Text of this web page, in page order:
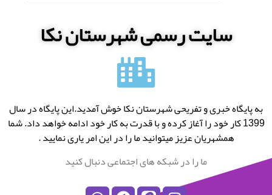
سایت رسمی شهرستان نکا
به پایگاه خبری و تفریحی شهرستان نکا خوش آمدید.این پایگاه در سال
1399 کار خود را آغاز کرده و با قدرت به کار خود ادامه خواهد داد. شما
همشهریان عزیز میتوانید ما را در این امر یاری نمایید .
ما را در شبکه های اجتماعی دنبال کنید